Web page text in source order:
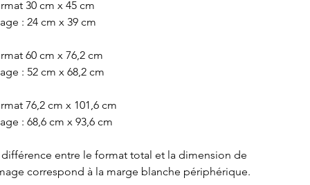
30 cm x 45 cm
: 24 cm x 39 cm
60 cm x 76,2 cm
: 52 cm x 68,2 cm
76,2 cm x 101,6 cm
: 68,6 cm x 93,6 cm
différence entre le format total et la dimension de
correspond à la marge blanche périphérique.